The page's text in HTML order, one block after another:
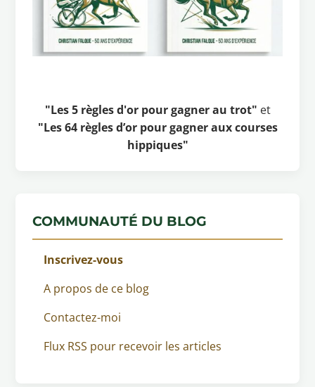
"Les 5 règles d'or pour gagner au trot" et
"Les 64 règles d’or pour gagner aux courses
hippiques"
COMMUNAUTÉ DU BLOG
Inscrivez-vous
A propos de ce blog
Contactez-moi
Flux RSS pour recevoir les articles